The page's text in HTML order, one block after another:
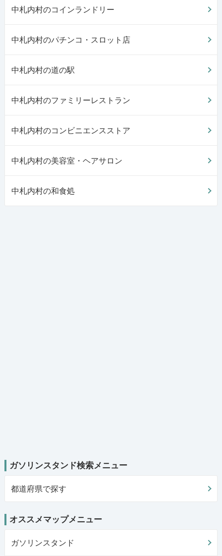
中札内村のコインランドリー
中札内村のパチンコ・スロット店
中札内村の道の駅
中札内村のファミリーレストラン
中札内村のコンビニエンスストア
中札内村の美容室・ヘアサロン
中札内村の和食処
ガソリンスタンド検索メニュー
都道府県で探す
オススメマップメニュー
ガソリンスタンド